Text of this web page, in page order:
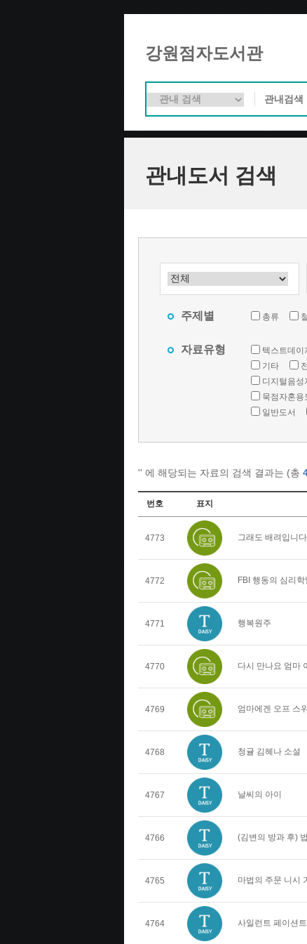
강원점자도서관
관내도서 검색
주제별 총류
자료유형 텍스트데이
기타
디지털음성
묵점자혼용
일반도서
'' 에 해당되는 자료의 검색 결과는 (총
번호 표지
4773 그래도 배려입니
4772 FBI 행동의 심리
4771 행복원주
4770 다시 만나요 엄마
4769 엄마에겐 오프 스
4768 청귤 김혜나 소설
4767 날씨의 아이
4766 (김변의 방과 후)
4765 마법의 주문 니시
4764 사일런트 페이션